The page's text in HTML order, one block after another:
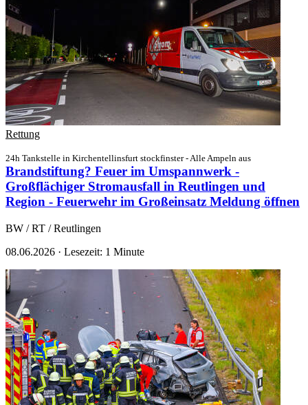
Rettung
24h Tankstelle in Kirchentellinsfurt stockfinster - Alle Ampeln aus
Brandstiftung? Feuer im Umspannwerk -
Großflächiger Stromausfall in Reutlingen und
Region - Feuerwehr im Großeinsatz Meldung öffnen
BW / RT / Reutlingen
08.06.2026 · Lesezeit: 1 Minute